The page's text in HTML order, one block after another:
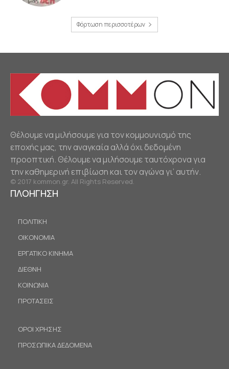
Φόρτωση περισσοτέρων
Θέλουμε να μιλήσουμε για τον κομμουνισμό της
εποχής μας, την αναγκαία αλλά όχι δεδομένη
προοπτική. Θέλουμε να μιλήσουμε ταυτόχρονα για
την καθημερινή επιβίωση και τον αγώνα γι’ αυτήν.
© 2017 kommon.gr. All Rights Reserved.
ΠΛΟΗΓΗΣΗ
ΠΟΛΙΤΙΚΗ
ΟΙΚΟΝΟΜΙΑ
ΕΡΓΑΤΙΚΟ ΚΙΝΗΜΑ
ΔΙΕΘΝΗ
ΚΟΙΝΩΝΙΑ
ΠΡΟΤΑΣΕΙΣ
ΟΡΟΙ ΧΡΗΣΗΣ
ΠΡΟΣΩΠΙΚΑ ΔΕΔΟΜΕΝΑ